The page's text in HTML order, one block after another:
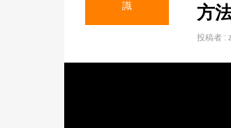
識
方
投稿者 :